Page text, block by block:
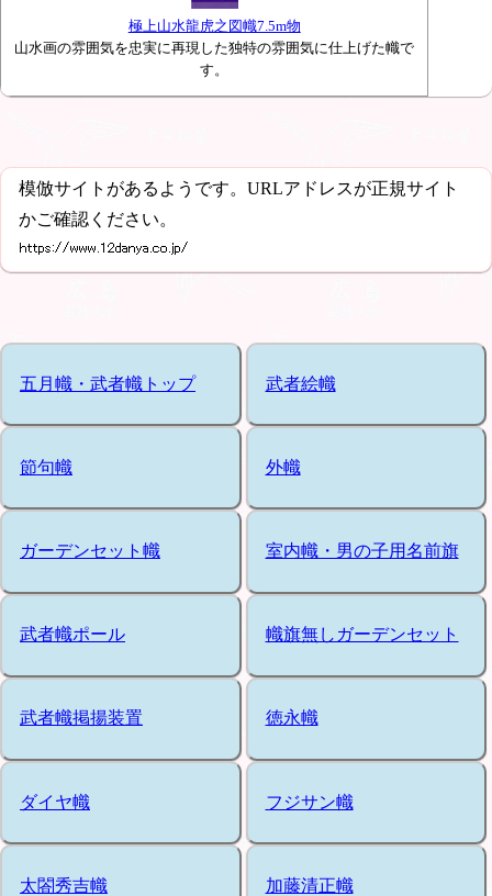
極上山水龍虎之図幟7.5m物
山水画の雰囲気を忠実に再現した独特の雰囲気に仕上げた幟で
す。
模倣サイトがあるようです。URLアドレスが正規サイト
かご確認ください。
五月幟・武者幟トップ 武者絵幟
節句幟 外幟
ガーデンセット幟 室内幟・男の子用名前旗
武者幟ポール 幟旗無しガーデンセット
武者幟掲揚装置 徳永幟
ダイヤ幟 フジサン幟
太閤秀吉幟 加藤清正幟